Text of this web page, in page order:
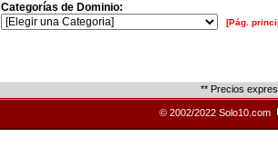
Categorías de Dominio:
[Pág.
** Precios
© 2002/2022 Solo10.com